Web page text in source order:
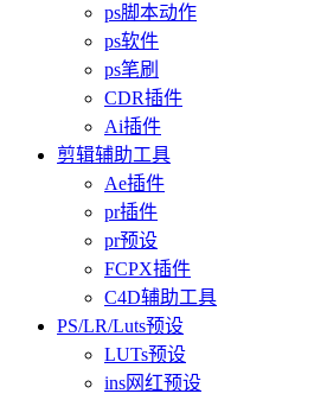
ps脚本动作
ps软件
ps笔刷
CDR插件
Ai插件
剪辑辅助工具
Ae插件
pr插件
pr预设
FCPX插件
C4D辅助工具
PS/LR/Luts预设
LUTs预设
ins网红预设